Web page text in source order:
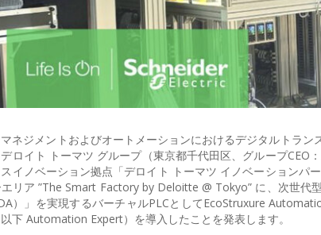
ネジメントおよびオートメーションにおけるデジタルトラ
ロイト トーマツ グループ（東京都千代田区、グループCEO
イノベーション拠点「デロイト トーマツ イノベーション
エリア ”The Smart Factory by Deloitte @ Tokyo” に、次世代
）」を実現するバーチャルPLCとしてEcoStruxure
下 Automation Expert）を導入したことを発表します。